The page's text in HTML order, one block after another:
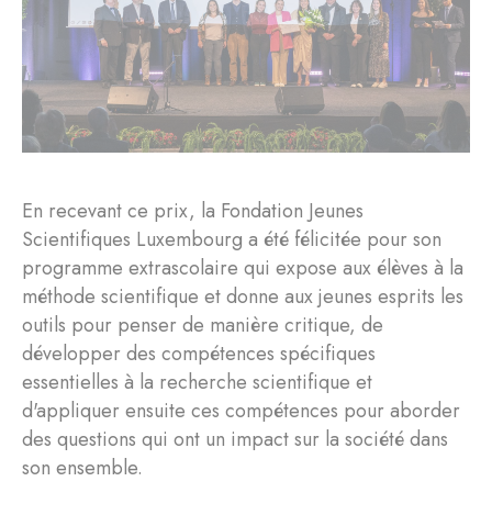
En recevant ce prix, la Fondation Jeunes
Scientifiques Luxembourg a été félicitée pour son
programme extrascolaire qui expose aux élèves à la
méthode scientifique et donne aux jeunes esprits les
outils pour penser de manière critique, de
développer des compétences spécifiques
essentielles à la recherche scientifique et
d'appliquer ensuite ces compétences pour aborder
des questions qui ont un impact sur la société dans
son ensemble.